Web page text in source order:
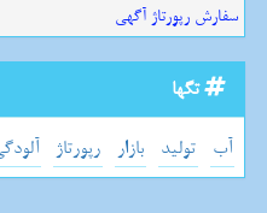
سفارش رپورتاژ آگهی
تگها
آب تولید بازار رپورتاژ